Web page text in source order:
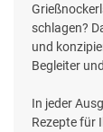
schlagen?
und
Begleiter
In jeder
Rezepte für